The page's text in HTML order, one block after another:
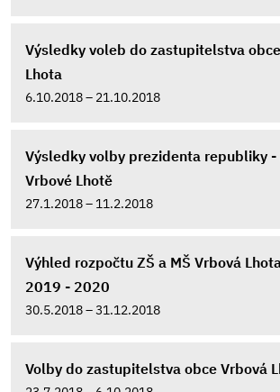
Výsledky voleb do zastupitelstva
Lhota
6.10.2018 – 21.10.2018
Výsledky volby prezidenta republiky -
Vrbové Lhotě
27.1.2018 – 11.2.2018
Výhled rozpočtu ZŠ a MŠ Vrbová
2019 - 2020
30.5.2018 – 31.12.2018
Volby do zastupitelstva obce Vrbová